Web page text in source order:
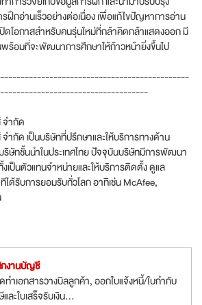
ฝึกอ่านเร็วอย่างต่อเนื่อง เพื่อแก้ไขปัญหาการอ่าน
ดโอกาสสำหรับคนรุ่นใหม่ที่กล้าคิดกล้าแสดงออก มี
ร้อมที่จะพัฒนาการศึกษาให้ก้าวหน้ายิ่งขึ้นไป
จำกัด
ำกัด เป็นบริษัทที่ปรึกษาและให้บริการทางด้าน
บริษัทชั้นนำในประเทศไทย ปัจจุบันบริษัทมีการพัฒนา
ป็นตัวแทนจำหน่ายและให้บริการติดตั้ง ดูแล
รับการยอมรับทั่วโลก อาทิเช่น McAfee,
งานบัญชี
ทำเอกสารวางบิลลูกค้า, ออกใบแจ้งหนี้/ใบกำกับ
ละใบเสร็จรับเงิน...